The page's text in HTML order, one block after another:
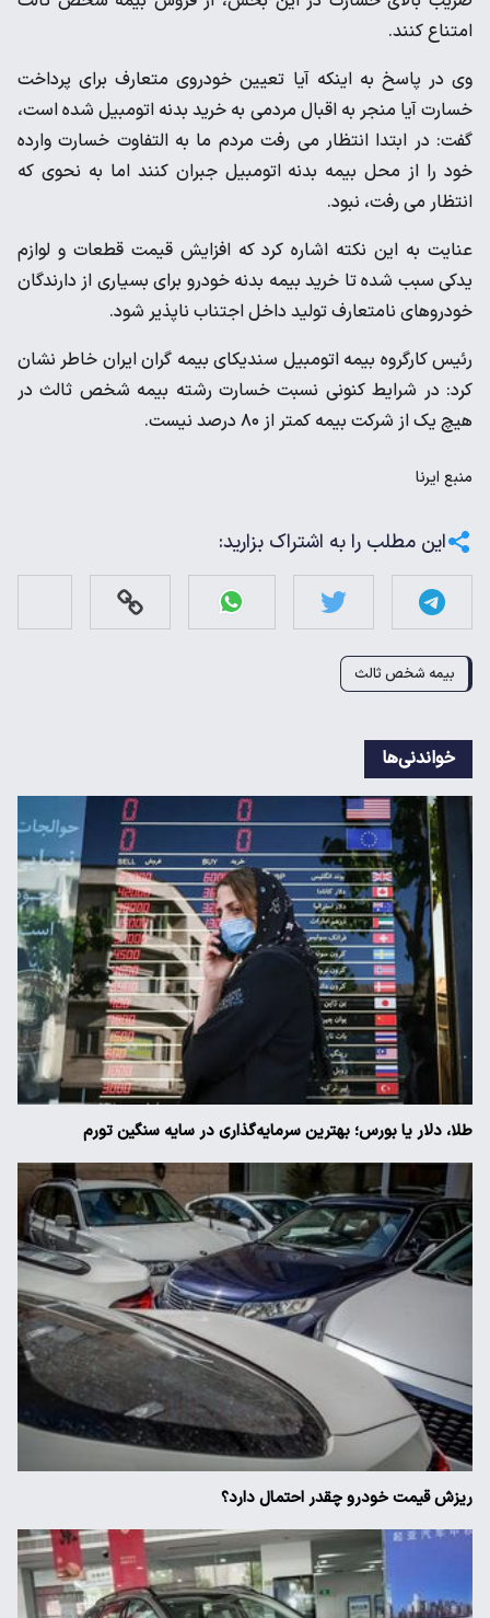
امتناع کنند.
وی در پاسخ به اینکه آیا تعیین خودروی متعارف برای پرداخت
خسارت آیا منجر به اقبال مردمی به خرید بدنه اتومبیل شده است،
گفت: در ابتدا انتظار می رفت مردم ما به التفاوت خسارت وارده
خود را از محل بیمه بدنه اتومبیل جبران کنند اما به نحوی که
انتظار می رفت، نبود.
عنایت به این نکته اشاره کرد که افزایش قیمت قطعات و لوازم
یدکی سبب شده تا خرید بیمه بدنه خودرو برای بسیاری از دارندگان
خودروهای نامتعارف تولید داخل اجتناب ناپذیر شود.
رئیس کارگروه بیمه اتومبیل سندیکای بیمه گران ایران خاطر نشان
کرد: در شرایط کنونی نسبت خسارت رشته بیمه شخص ثالث در
هیچ یک از شرکت بیمه کمتر از ۸۰ درصد نیست.
منبع ایرنا
این مطلب را به اشتراک بزارید:
بیمه شخص ثالث
خواندنی‌ها
طلا، دلار یا بورس؛ بهترین سرمایه‌گذاری در سایه سنگین تورم
ریزش قیمت خودرو چقدر احتمال دارد؟